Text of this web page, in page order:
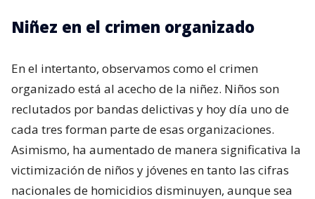
Niñez en el crimen organizado
En el intertanto, observamos como el crimen
organizado está al acecho de la niñez. Niños son
reclutados por bandas delictivas y hoy día uno de
cada tres forman parte de esas organizaciones.
Asimismo, ha aumentado de manera significativa la
victimización de niños y jóvenes en tanto las cifras
nacionales de homicidios disminuyen, aunque sea